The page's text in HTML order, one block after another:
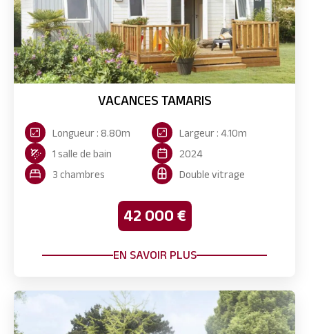
VACANCES TAMARIS
Longueur : 8.80m
Largeur : 4.10m
1 salle de bain
2024
3 chambres
Double vitrage
42 000 €
EN SAVOIR PLUS